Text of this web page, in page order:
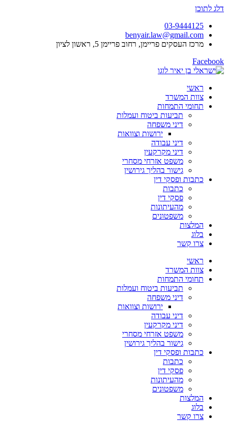
דלג לתוכן
03-9444125
benyair.law@gmail.com
מרכז העסקים פריימן, רחוב פריימן 5, ראשון לציון
Facebook
ראשי
צוות המשרד
תחומי התמחות
תביעות ביטוח ועמלות
דיני משפחה
ירושות וצוואות
דיני עבודה
דיני מקרקעין
משפט אזרחי מסחרי
גישור בהליך גירושין
כתבות ופסקי דין
כתבות
פסקי דין
מהעיתונות
משפטונים
המלצות
בלוג
צרו קשר
ראשי
צוות המשרד
תחומי התמחות
תביעות ביטוח ועמלות
דיני משפחה
ירושות וצוואות
דיני עבודה
דיני מקרקעין
משפט אזרחי מסחרי
גישור בהליך גירושין
כתבות ופסקי דין
כתבות
פסקי דין
מהעיתונות
משפטונים
המלצות
בלוג
צרו קשר